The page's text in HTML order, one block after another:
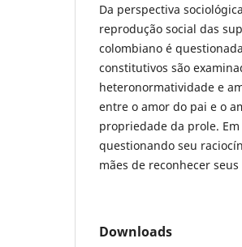
Da perspectiva
reprodução social das
colombiano é
constitutivos são
heteronormatividade e
entre o amor do pai e o
propriedade da prole.
questionando seu
mães de reconhecer
Downloads